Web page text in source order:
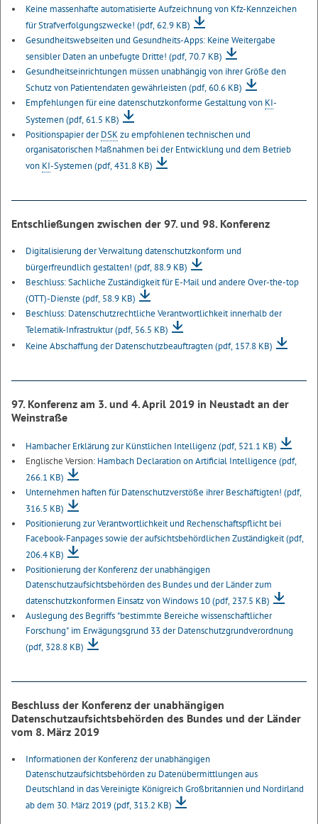
Keine massenhafte automatisierte Aufzeichnung von Kfz-Kennzeichen
für Strafverfolgungszwecke! (pdf, 62.9 KB)
Gesundheitswebseiten und Gesundheits-Apps: Keine Weitergabe
sensibler Daten an unbefugte Dritte! (pdf, 70.7 KB)
Gesundheitseinrichtungen müssen unabhängig von ihrer Größe den
Schutz von Patientendaten gewährleisten(pdf, 60.6 KB)
Empfehlungen für eine datenschutzkonforme Gestaltung von KI-
Systemen(pdf, 61.5 KB)
Positionspapier derDSKzu empfohlenen technischen und
organisatorischen Maßnahmen bei der Entwicklung und dem Betrieb
von KI-Systemen(pdf, 431.8 KB)
Entschließungen zwischen der 97. und 98. Konferenz
Digitalisierung der Verwaltung datenschutzkonform und
bürgerfreundlich gestalten! (pdf, 88.9 KB)
Beschluss: Sachliche Zuständigkeit für E-Mail und andere Over-the-top
(OTT)-Dienste (pdf, 58.9 KB)
Beschluss: Datenschutzrechtliche Verantwortlichkeit innerhalb der
Telematik-Infrastruktur(pdf, 56.5 KB)
Keine Abschaffung der Datenschutzbeauftragten(pdf, 157.8 KB)
97. Konferenz am 3. und 4. April 2019 in Neustadt an der
Weinstraße
Hambacher Erklärung zur Künstlichen Intelligenz(pdf, 521.1 KB)
Englische Version: Hambach Declaration on Artificial Intelligence (pdf,
266.1 KB)
Unternehmen haften für Datenschutzverstöße ihrer Beschäftigten! (pdf,
316.5 KB)
Positionierung zur Verantwortlichkeit und Rechenschaftspflicht bei
Facebook-Fanpages sowie der aufsichtsbehördlichen Zuständigkeit(pdf,
206.4 KB)
Positionierung der Konferenz der unabhängigen
Datenschutzaufsichtsbehörden des Bundes und der Länder zum
datenschutzkonformen Einsatz von Windows 10(pdf, 237.5 KB)
Auslegung des Begriffs "bestimmte Bereiche wissenschaftlicher
Forschung" im Erwägungsgrund 33 der Datenschutzgrundverordnung
(pdf, 328.8 KB)
Beschluss der Konferenz der unabhängigen
Datenschutzaufsichtsbehörden des Bundes und der Länder
vom 8. März 2019
Informationen der Konferenz der unabhängigen
Datenschutzaufsichtsbehörden zu Datenübermittlungen aus
Deutschland in das Vereinigte Königreich Großbritannien und Nordirland
ab dem 30. März 2019(pdf, 313.2 KB)